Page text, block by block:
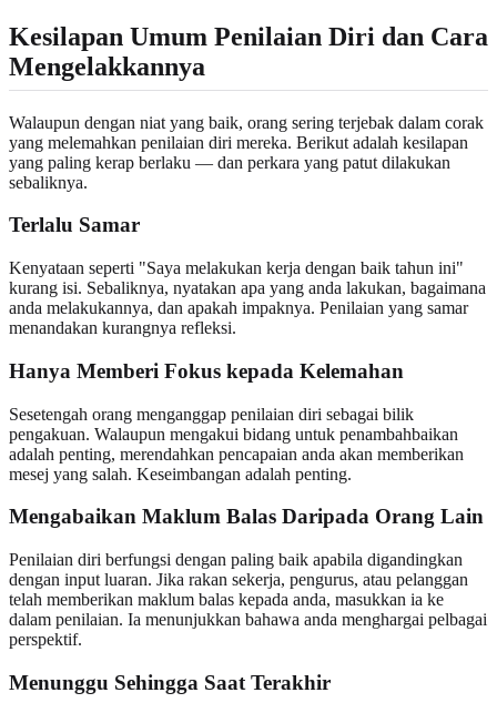
Kesilapan Umum Penilaian Diri dan Cara
Mengelakkannya
Walaupun dengan niat yang baik, orang sering terjebak dalam corak
yang melemahkan penilaian diri mereka. Berikut adalah kesilapan
yang paling kerap berlaku — dan perkara yang patut dilakukan
sebaliknya.
Terlalu Samar
Kenyataan seperti "Saya melakukan kerja dengan baik tahun ini"
kurang isi. Sebaliknya, nyatakan apa yang anda lakukan, bagaimana
anda melakukannya, dan apakah impaknya. Penilaian yang samar
menandakan kurangnya refleksi.
Hanya Memberi Fokus kepada Kelemahan
Sesetengah orang menganggap penilaian diri sebagai bilik
pengakuan. Walaupun mengakui bidang untuk penambahbaikan
adalah penting, merendahkan pencapaian anda akan memberikan
mesej yang salah. Keseimbangan adalah penting.
Mengabaikan Maklum Balas Daripada Orang Lain
Penilaian diri berfungsi dengan paling baik apabila digandingkan
dengan input luaran. Jika rakan sekerja, pengurus, atau pelanggan
telah memberikan maklum balas kepada anda, masukkan ia ke
dalam penilaian. Ia menunjukkan bahawa anda menghargai pelbagai
perspektif.
Menunggu Sehingga Saat Terakhir